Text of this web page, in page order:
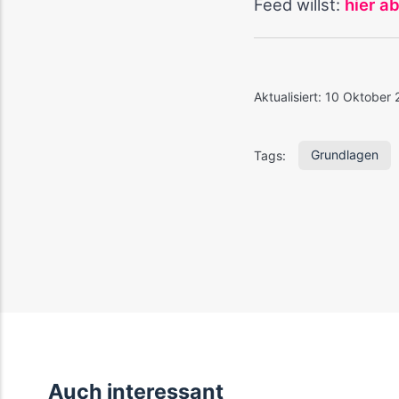
Feed willst: hier
Aktualisiert: 10 Oktober
Tags: Grundlagen
Auch interessant